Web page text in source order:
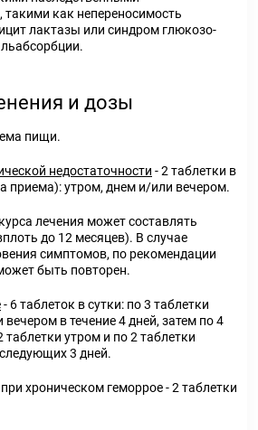
такими как непереносимость
лактазы или синдром глюкозо-
и дозы
пищи.
недостаточности - 2 таблетки в
приема): утром, днем и/или вечером.
лечения может составлять
до 12 месяцев). В случае
симптомов, по рекомендации
быть повторен.
- 6 таблеток в сутки: по 3 таблетки
вечером в течение 4 дней, затем по 4
таблетки утром и по 2 таблетки
3 дней.
хроническом геморрое - 2 таблетки